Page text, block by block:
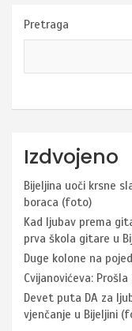
Pretraga
Izdvojeno
Bijeljina uoči krsne
boraca (foto)
Kad ljubav prema
prva škola gitare u
Duge kolone na
Cvijanovićeva:
Devet puta DA za
vjenčanje u Bijeljini